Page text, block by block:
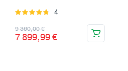
Note
4
9 360,00€
Le
prix
7 899,99€
Le
prix